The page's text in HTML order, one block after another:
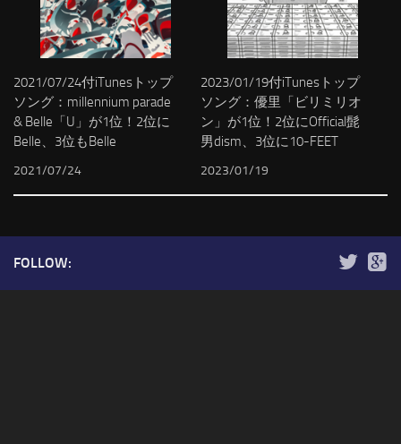
2021/07/24付iTunesトップ
ソング：millennium parade
& Belle「U」が1位！2位に
Belle、3位もBelle
2021/07/24
2023/01/19付iTunesトップ
ソング：優里「ビリミリオ
ン」が1位！2位にOfficial髭
男dism、3位に10-FEET
2023/01/19
FOLLOW: